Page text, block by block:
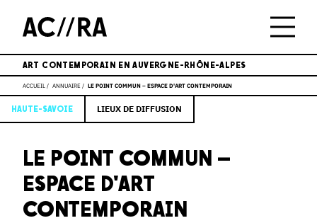
ART CONTEMPORAIN EN AUVERGNE-RHÔNE-ALPES
ACCUEIL ANNUAIRE LE POINT COMMUN – ESPACE D'ART CONTEMPORAIN
HAUTE-SAVOIE LIEUX DE DIFFUSION
LE POINT COMMUN –
ESPACE D'ART
CONTEMPORAIN